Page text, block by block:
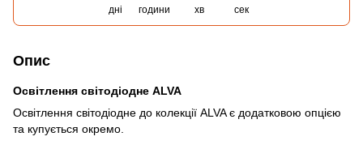
дні години хв сек
Опис
Освітлення світодіодне ALVA
Освітлення світодіодне до колекції ALVA є додатковою опцією
та купується окремо.